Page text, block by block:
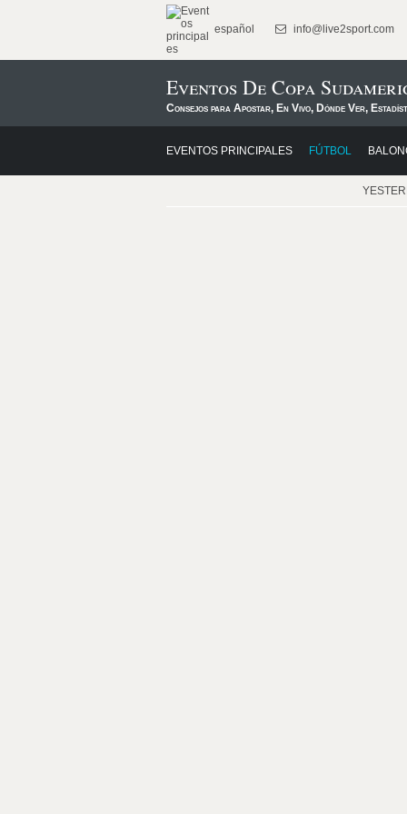
español info@live2sport.com
Eventos De Copa
Consejos para Apostar, En Vivo, Dónde Ver,
EVENTOS PRINCIPALES FÚTBOL